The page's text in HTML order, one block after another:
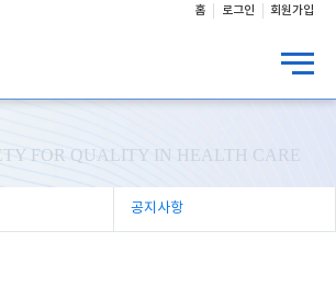
홈 로그인 회원가입
FOR QUALITY IN HEALTH CARE
공지사항